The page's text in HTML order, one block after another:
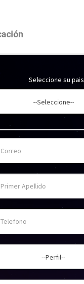
Seleccione su pais
--Seleccione--
--Perfil--